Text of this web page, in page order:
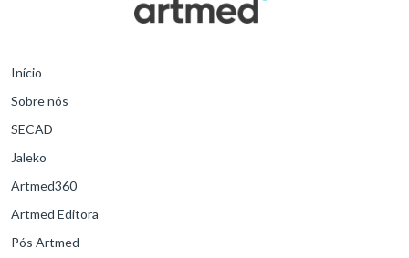
Início
Sobre nós
SECAD
Jaleko
Artmed360
Artmed Editora
Pós Artmed